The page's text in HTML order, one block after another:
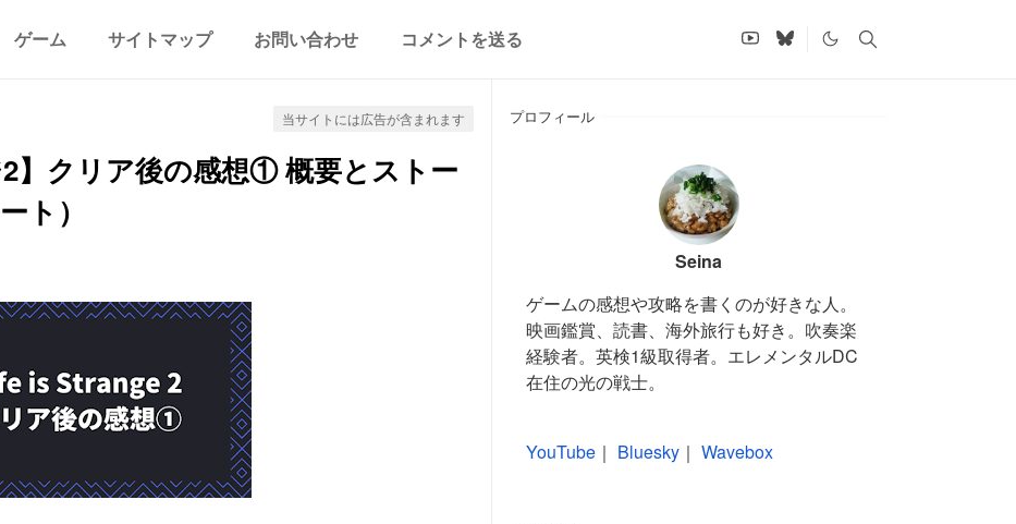
ゲーム サイトマップ お問い合わせ コメントを送る
当サイトには広告が含まれます
】クリア後の感想① 概要とストー
ト）
プロフィール
Seina
ゲームの感想や攻略を書くのが好きな人。
映画鑑賞、読書、海外旅行も好き。吹奏楽
経験者。英検1級取得者。エレメンタルDC
在住の光の戦士。
YouTube ｜ Bluesky ｜ Wavebox